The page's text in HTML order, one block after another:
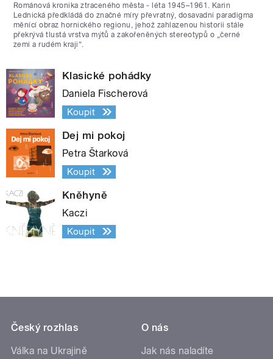
Románová kronika ztraceného města - léta 1945–1961. Karin
Lednická předkládá do značné míry převratný, dosavadní paradigma
měnící obraz hornického regionu, jehož zahlazenou historii stále
překrývá tlustá vrstva mýtů a zakořeněných stereotypů o „černé
zemi a rudém kraji“.
Klasické pohádky
Daniela Fischerová
Koupit
Dej mi pokoj
Petra Štarková
Koupit
Kněhyně
Kaczi
Koupit
Český rozhlas
Válka na Ukrajině
O nás
Jak nás naladíte